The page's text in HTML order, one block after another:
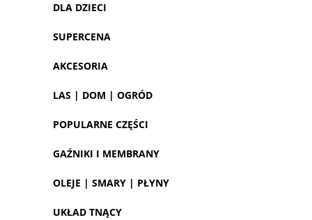
DLA DZIECI
SUPERCENA
AKCESORIA
LAS | DOM | OGRÓD
POPULARNE CZĘŚCI
GAŹNIKI I MEMBRANY
OLEJE | SMARY | PŁYNY
UKŁAD TNĄCY